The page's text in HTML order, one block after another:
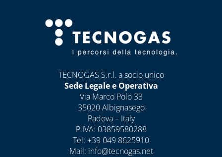
CASSETTE PER
CONTATORI
ELETTRICI
CASSETTE PER
INTERCETTAZIONE
DI GAS E ACQUA
CAPITOLO 08
ANTIGELO,
DISINCROSTANTI
E DETERGENTI
TECNOGAS S.r.l. a socio unico
Sede Legale e Operativa
Via Marco Polo 33
35020 Albignasego
Padova – Italy
P.IVA: 03859580288
Tel: +39 049 8625910
Mail: info@tecnogas.net